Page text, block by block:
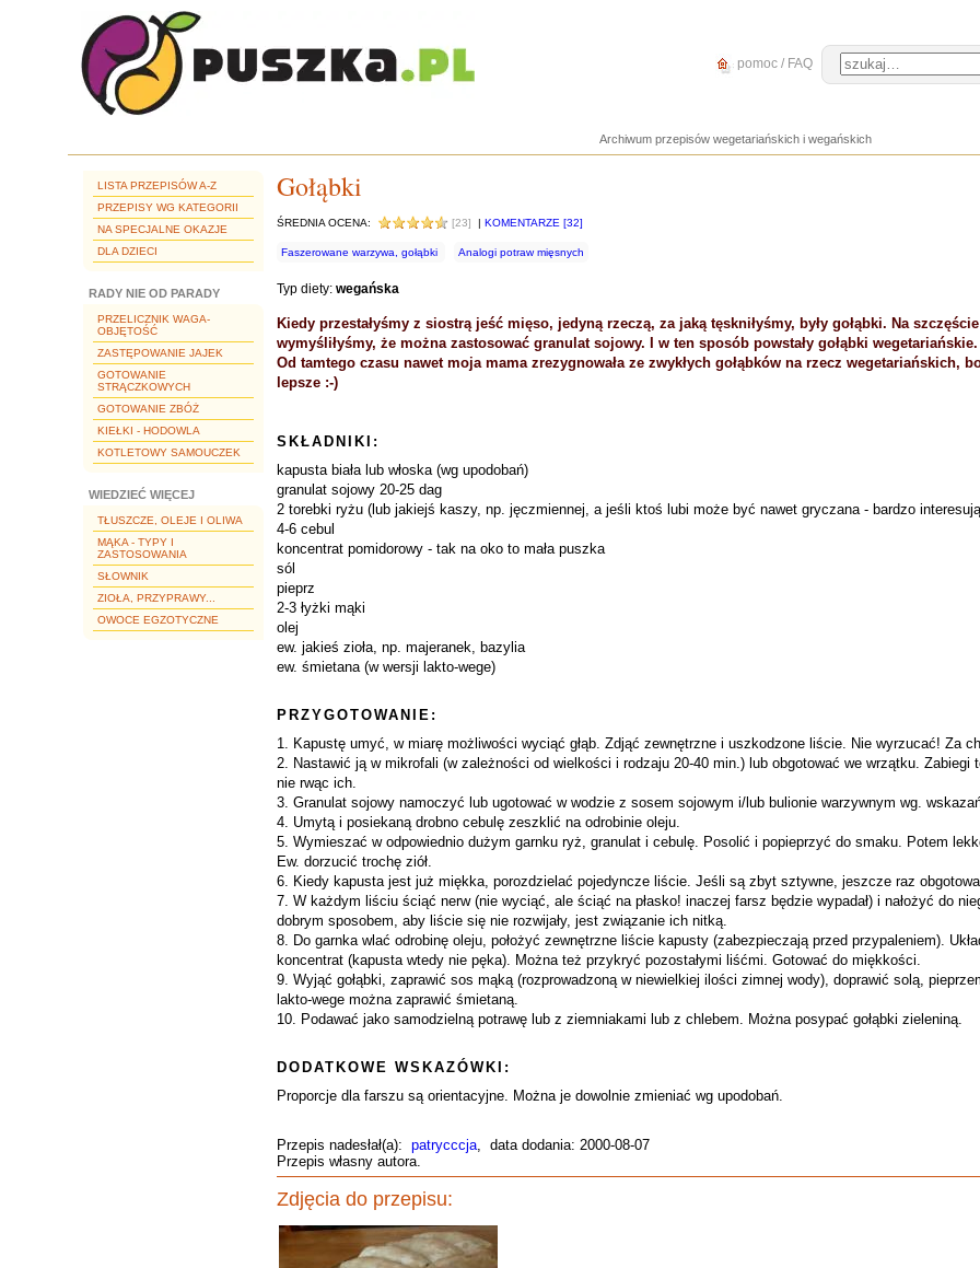
pomoc / FAQ
Archiwum przepisów wegetariańskich i wegańskich
LISTA PRZEPISÓW A-Z
PRZEPISY WG KATEGORII
NA SPECJALNE OKAZJE
DLA DZIECI
RADY NIE OD PARADY
PRZELICZNIK WAGA-
OBJĘTOŚĆ
ZASTĘPOWANIE JAJEK
GOTOWANIE
STRĄCZKOWYCH
GOTOWANIE ZBÓŻ
KIEŁKI - HODOWLA
KOTLETOWY SAMOUCZEK
WIEDZIEĆ WIĘCEJ
TŁUSZCZE, OLEJE I OLIWA
MĄKA - TYPY I
ZASTOSOWANIA
SŁOWNIK
ZIOŁA, PRZYPRAWY...
OWOCE EGZOTYCZNE
Gołąbki
ŚREDNIA OCENA: [23] | KOMENTARZE [32]
Faszerowane warzywa, gołąbki Analogi potraw mięsnych
Typ diety: wegańska
Kiedy przestałyśmy z siostrą jeść mięso, jedyną rzeczą, za jaką tęskniłyśmy, były gołąbki. Na
wymyśliłyśmy, że można zastosować granulat sojowy. I w ten sposób powstały gołąbki
Od tamtego czasu nawet moja mama zrezygnowała ze zwykłych gołąbków na rzecz wegetariańskich,
lepsze :-)
SKŁADNIKI:
kapusta biała lub włoska (wg upodobań)
granulat sojowy 20-25 dag
2 torebki ryżu (lub jakiejś kaszy, np. jęczmiennej, a jeśli ktoś lubi może być nawet gryczana - bardzo
4-6 cebul
koncentrat pomidorowy - tak na oko to mała puszka
sól
pieprz
2-3 łyżki mąki
olej
ew. jakieś zioła, np. majeranek, bazylia
ew. śmietana (w wersji lakto-wege)
PRZYGOTOWANIE:
1. Kapustę umyć, w miarę możliwości wyciąć głąb. Zdjąć zewnętrzne i uszkodzone liście. Nie wyrzucać! Za
2. Nastawić ją w mikrofali (w zależności od wielkości i rodzaju 20-40 min.) lub obgotować we wrzątku.
nie rwąc ich.
3. Granulat sojowy namoczyć lub ugotować w wodzie z sosem sojowym i/lub bulionie warzywnym wg.
4. Umytą i posiekaną drobno cebulę zeszklić na odrobinie oleju.
5. Wymieszać w odpowiednio dużym garnku ryż, granulat i cebulę. Posolić i popieprzyć do smaku. Potem
Ew. dorzucić trochę ziół.
6. Kiedy kapusta jest już miękka, porozdzielać pojedyncze liście. Jeśli są zbyt sztywne, jeszcze raz
7. W każdym liściu ściąć nerw (nie wyciąć, ale ściąć na płasko! inaczej farsz będzie wypadał) i nałożyć do
dobrym sposobem, aby liście się nie rozwijały, jest związanie ich nitką.
8. Do garnka wlać odrobinę oleju, położyć zewnętrzne liście kapusty (zabezpieczają przed przypaleniem).
koncentrat (kapusta wtedy nie pęka). Można też przykryć pozostałymi liśćmi. Gotować do miękkości.
9. Wyjąć gołąbki, zaprawić sos mąką (rozprowadzoną w niewielkiej ilości zimnej wody), doprawić solą,
lakto-wege można zaprawić śmietaną.
10. Podawać jako samodzielną potrawę lub z ziemniakami lub z chlebem. Można posypać gołąbki zieleniną.
DODATKOWE WSKAZÓWKI:
Proporcje dla farszu są orientacyjne. Można je dowolnie zmieniać wg upodobań.
Przepis nadesłał(a): patrycccja, data dodania: 2000-08-07
Przepis własny autora.
Zdjęcia do przepisu: